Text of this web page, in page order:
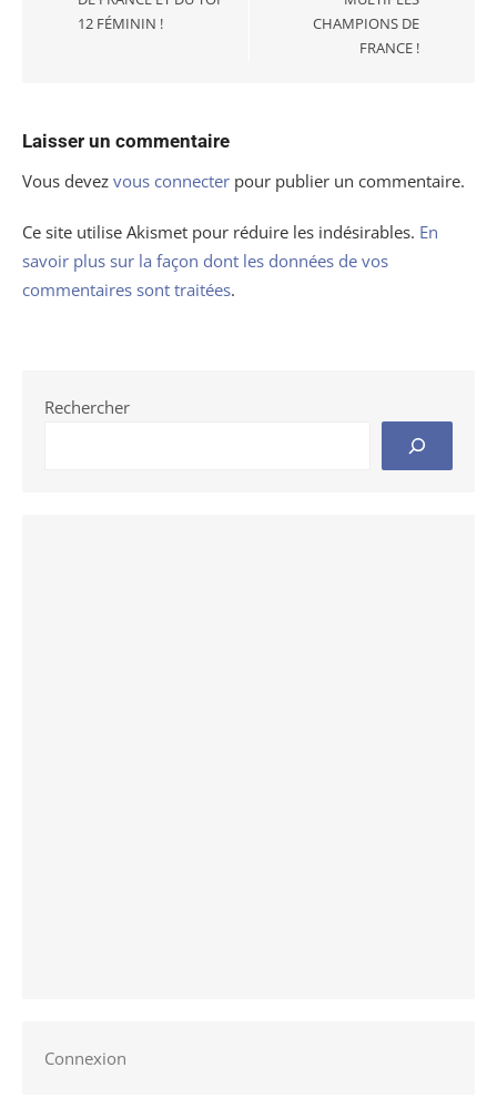
12 FÉMININ !
CHAMPIONS DE
FRANCE !
Laisser un commentaire
Vous devez vous connecter pour publier un commentaire.
Ce site utilise Akismet pour réduire les indésirables. En
savoir plus sur la façon dont les données de vos
commentaires sont traitées.
Rechercher
Connexion